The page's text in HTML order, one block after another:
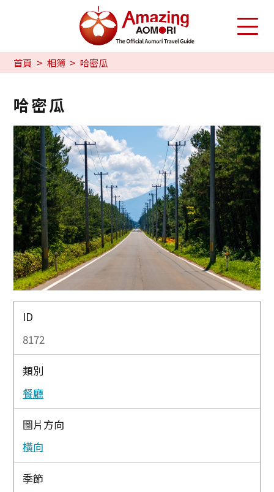
首頁 相簿 哈密瓜
哈密瓜
ID
8172
類別
餐廳
圖片方向
橫向
季節